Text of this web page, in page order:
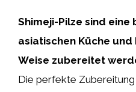
Shimeji-Pilze sind
asiatischen Küche
Weise zubereitet
Die perfekte